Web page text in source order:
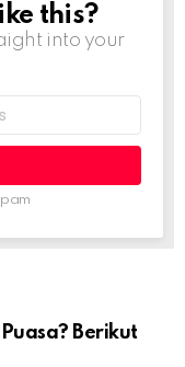
this?
into your
Berikut